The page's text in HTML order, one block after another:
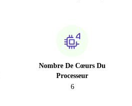
Nombre De Cœurs Du
Processeur
6